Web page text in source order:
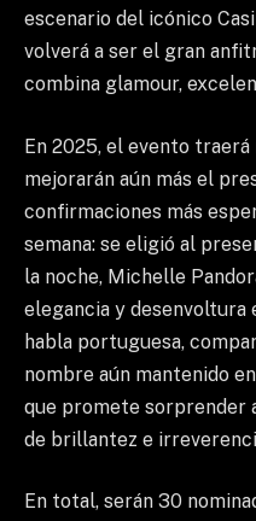
escenario del icónico
volverá a ser el gran
combina glamour,
En 2025, el evento
mejorarán aún más el
confirmaciones más
semana: se eligió al
la noche, Michelle
elegancia y desenvoltura
habla portuguesa,
nombre aún mantenido
que promete sorprender
de brillantez e
En total, serán 30